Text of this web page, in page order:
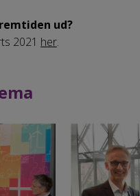
ud?
2021 her.